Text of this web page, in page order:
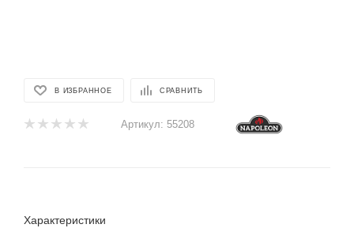
В ИЗБРАННОЕ СРАВНИТЬ
Артикул: 55208
Характеристики